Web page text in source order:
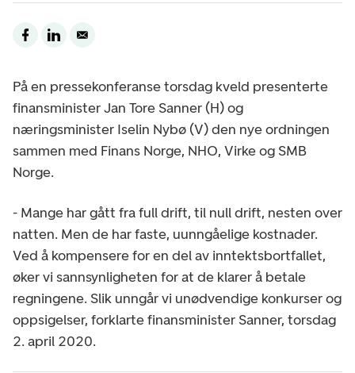
På en pressekonferanse torsdag kveld presenterte
finansminister Jan Tore Sanner (H) og
næringsminister Iselin Nybø (V) den nye ordningen
sammen med Finans Norge, NHO, Virke og SMB
Norge.
- Mange har gått fra full drift, til null drift, nesten over
natten. Men de har faste, uunngåelige kostnader.
Ved å kompensere for en del av inntektsbortfallet,
øker vi sannsynligheten for at de klarer å betale
regningene. Slik unngår vi unødvendige konkurser og
oppsigelser, forklarte finansminister Sanner, torsdag
2. april 2020.